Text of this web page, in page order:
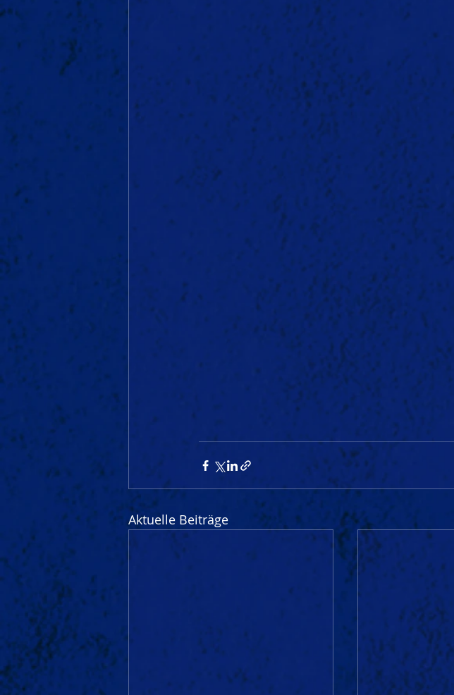
Aktuelle Beiträge